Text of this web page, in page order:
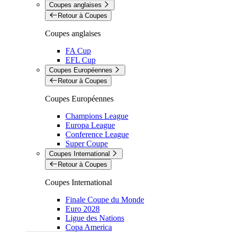
Coupes anglaises
Retour à Coupes
Coupes anglaises
FA Cup
EFL Cup
Coupes Européennes
Retour à Coupes
Coupes Européennes
Champions League
Europa League
Conference League
Super Coupe
Coupes International
Retour à Coupes
Coupes International
Finale Coupe du Monde
Euro 2028
Ligue des Nations
Copa America